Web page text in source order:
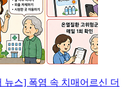
뉴스] 폭염 속 치매어르신 더